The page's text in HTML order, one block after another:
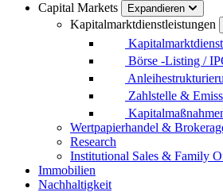
Capital Markets
Expandieren
Kapitalmarktdienstleistungen
Börse -Listing /
Zahlstelle &
Wertpapierhandel &
Research
Institutional Sales & Family
Immobilien
Nachhaltigkeit